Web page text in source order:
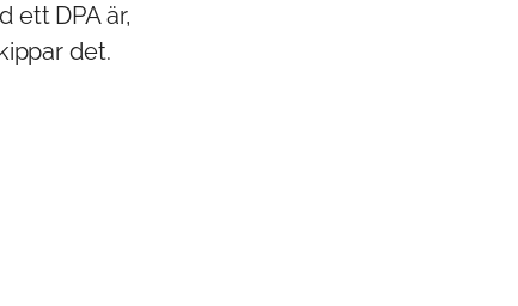
ett DPA är,
det.